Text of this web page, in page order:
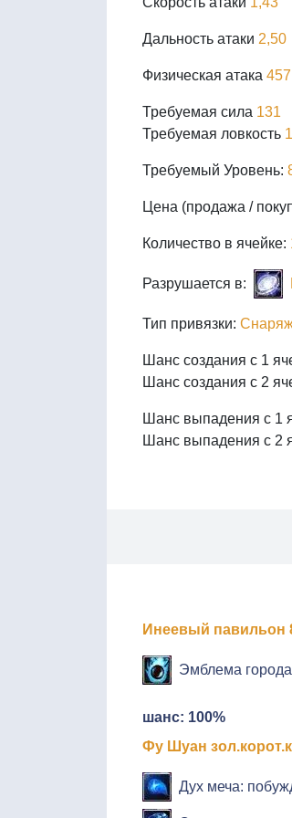
Дальность атаки 2,50
Физическая атака 457
Требуемая сила 131
Требуемая ловкость
Требуемый Уровень:
Цена (продажа /
Количество в ячейке:
Разрушается в:
Тип привязки:
Шанс создания с 1
Шанс создания с 2
Шанс выпадения с 1
Шанс выпадения с 2
Инеевый павильон
Эмблема
шанс: 100%
Фу Шуан
Дух меча: